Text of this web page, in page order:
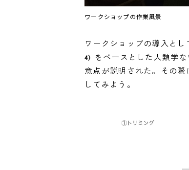
ワークショップの作業風景
ワークショップの導入と
4）
をベースとした人類学
意点が説明された。その
してみよう。